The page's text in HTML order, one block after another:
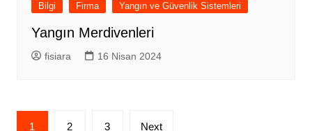
Bilgi Firma Yangın ve Güvenlik Sistemleri
Yangın Merdivenleri
fisiara 16 Nisan 2024
Yazı
1 2 3 Next